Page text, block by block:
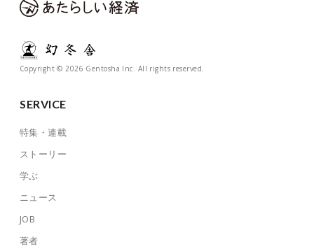
Copyright © 2026 Gentosha Inc. All rights reserved.
SERVICE
特集・連載
ストーリー
学ぶ
ニュース
JOB
著者